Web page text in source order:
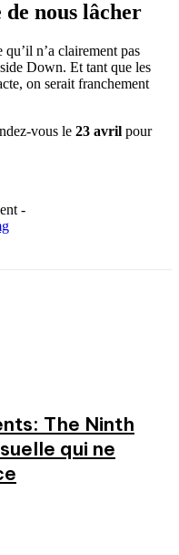
de nous lâcher
n’a clairement pas
Down. Et tant que les
on serait franchement
vous le 23 avril pour
-
The Ninth
qui ne